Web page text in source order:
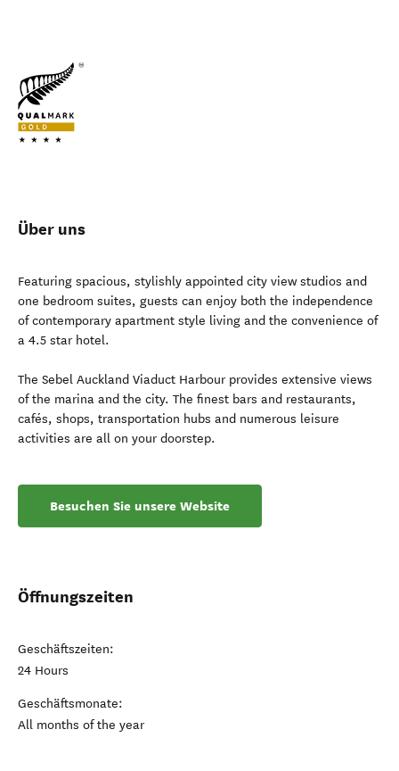
Über uns
Featuring spacious, stylishly appointed city view studios and
one bedroom suites, guests can enjoy both the independence
of contemporary apartment style living and the convenience of
a 4.5 star hotel.
The Sebel Auckland Viaduct Harbour provides extensive views
of the marina and the city. The finest bars and restaurants,
cafés, shops, transportation hubs and numerous leisure
activities are all on your doorstep.
Besuchen Sie unsere Website
Öffnungszeiten
Geschäftszeiten:
24 Hours
Geschäftsmonate:
All months of the year